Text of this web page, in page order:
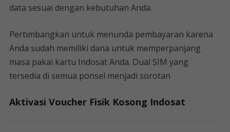
data sesuai dengan kebutuhan Anda.
Pertimbangkan untuk menunda pembayaran karena
Anda sudah memiliki dana untuk memperpanjang
masa pakai kartu Indosat Anda. Dual SIM yang
tersedia di semua ponsel menjadi sorotan
Aktivasi Voucher Fisik Kosong Indosat